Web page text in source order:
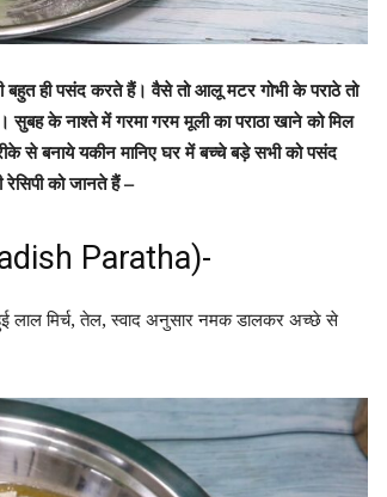
बहुत ही पसंद करते हैं। वैसे तो आलू मटर गोभी के पराठे तो
सुबह के नाश्ते में गरमा गरम मूली का पराठा खाने को मिल
से बनाये यकीन मानिए घर में बच्चे बड़े सभी को पसंद
रेसिपी को जानते हैं –
Paratha)-
लाल मिर्च, तेल, स्वाद अनुसार नमक डालकर अच्छे से